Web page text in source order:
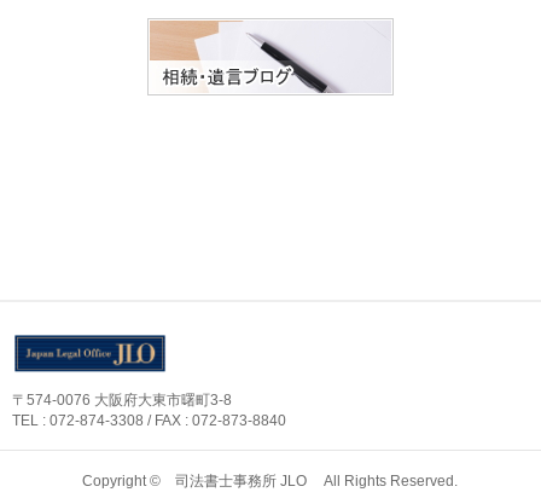
〒574-0076 大阪府大東市曙町3-8
TEL : 072-874-3308 / FAX : 072-873-8840
Copyright © 司法書士事務所 JLO All Rights Reserved.